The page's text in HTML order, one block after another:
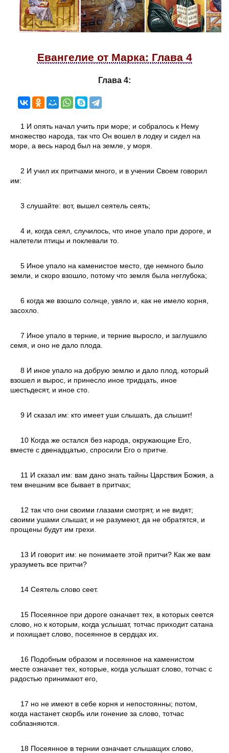
Евангелие от Марка: Глава 4
Глава 4:
1 И опять начал учить при море; и собралось к Нему
множество народа, так что Он вошел в лодку и сидел на
море, а весь народ был на земле, у моря.
2 И учил их притчами много, и в учении Своем говорил
им:
3 слушайте: вот, вышел сеятель сеять;
4 и, когда сеял, случилось, что иное упало при дороге, и
налетели птицы и поклевали то.
5 Иное упало на каменистое место, где немного было
земли, и скоро взошло, потому что земля была неглубока;
6 когда же взошло солнце, увяло и, как не имело корня,
засохло.
7 Иное упало в терние, и терние выросло, и заглушило
семя, и оно не дало плода.
8 И иное упало на добрую землю и дало плод, который
взошел и вырос, и принесло иное тридцать, иное
шестьдесят, и иное сто.
9 И сказал им: кто имеет уши слышать, да слышит!
10 Когда же остался без народа, окружающие Его,
вместе с двенадцатью, спросили Его о притче.
11 И сказал им: вам дано знать тайны Царствия Божия, а
тем внешним все бывает в притчах;
12 так что они своими глазами смотрят, и не видят;
своими ушами слышат, и не разумеют, да не обратятся, и
прощены будут им грехи.
13 И говорит им: не понимаете этой притчи? Как же вам
уразуметь все притчи?
14 Сеятель слово сеет.
15 Посеянное при дороге означает тех, в которых сеется
слово, но к которым, когда услышат, тотчас приходит сатана
и похищает слово, посеянное в сердцах их.
16 Подобным образом и посеянное на каменистом
месте означает тех, которые, когда услышат слово, тотчас с
радостью принимают его,
17 но не имеют в себе корня и непостоянны; потом,
когда настанет скорбь или гонение за слово, тотчас
соблазняются.
18 Посеянное в тернии означает слышащих слово,